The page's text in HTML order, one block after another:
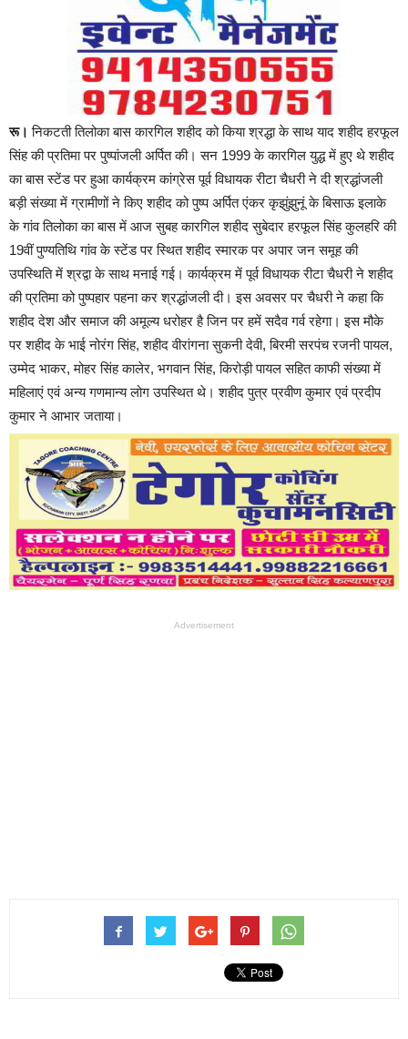
रू। निकटती तिलोका बास कारगिल शहीद को किया श्रद्धा के साथ याद शहीद हरफूल
सिंह की प्रतिमा पर पुष्पांजली अर्पित की। सन 1999 के कारगिल युद्ध में हुए थे शहीद
का बास स्टेंड पर हुआ कार्यक्रम कांग्रेस पूर्व विधायक रीटा चैधरी ने दी श्रद्धांजली
बड़ी संख्या में ग्रामीणों ने किए शहीद को पुष्प अर्पित एंकर कृझुंझुनूं के बिसाऊ इलाके
के गांव तिलोका का बास में आज सुबह कारगिल शहीद सुबेदार हरफूल सिंह कुलहरि की
19वीं पुण्यतिथि गांव के स्टेंड पर स्थित शहीद स्मारक पर अपार जन समूह की
उपस्थिति में श्रद्वा के साथ मनाई गई। कार्यक्रम में पूर्व विधायक रीटा चैधरी ने शहीद
की प्रतिमा को पुष्पहार पहना कर श्रद्धांजली दी। इस अवसर पर चैधरी ने कहा कि
शहीद देश और समाज की अमूल्य धरोहर है जिन पर हमें सदैव गर्व रहेगा। इस मौके
पर शहीद के भाई नोरंग सिंह, शहीद वीरांगना सुकनी देवी, बिरमी सरपंच रजनी पायल,
उम्मेद भाकर, मोहर सिंह कालेर, भगवान सिंह, किरोड़ी पायल सहित काफी संख्या में
महिलाएं एवं अन्य गणमान्य लोग उपस्थित थे। शहीद पुत्र प्रवीण कुमार एवं प्रदीप
कुमार ने आभार जताया।
Advertisement